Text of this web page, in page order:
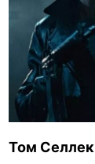
Том Селлек